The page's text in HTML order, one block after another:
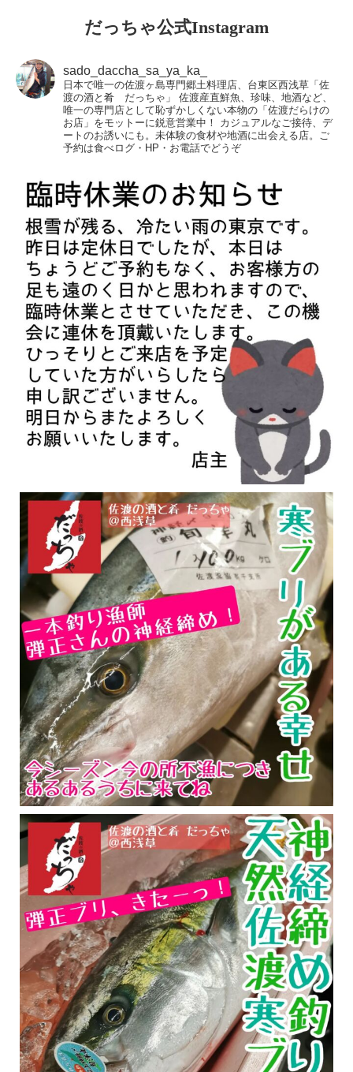
だっちゃ公式Instagram
sado_daccha_sa_ya_ka_
日本で唯一の佐渡ヶ島専門郷土料理店、台東区西浅草「佐
渡の酒と肴 だっちゃ」
佐渡産直鮮魚、珍味、地酒など、
唯一の専門店として恥ずかしくない本物の「佐渡だらけの
お店」をモットーに鋭意営業中！
カジュアルなご接待、デ
ートのお誘いにも。未体験の食材や地酒に出会える店。ご
予約は食べログ・HP・お電話でどうぞ